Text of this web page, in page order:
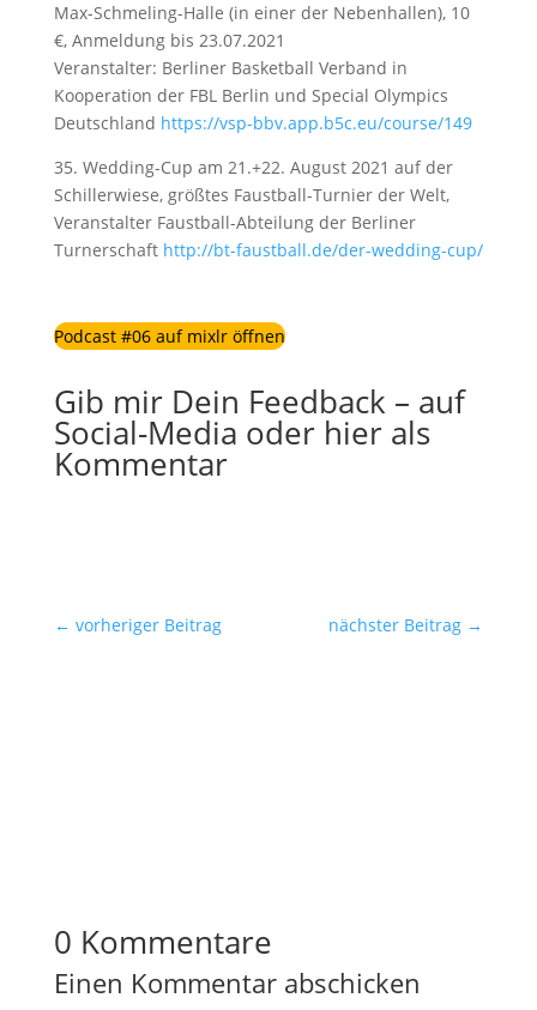
Max-Schmeling-Halle (in einer der Nebenhallen), 10
€, Anmeldung bis 23.07.2021
Veranstalter: Berliner Basketball Verband in
Kooperation der FBL Berlin und Special Olympics
Deutschland https://vsp-bbv.app.b5c.eu/course/149
35. Wedding-Cup am 21.+22. August 2021 auf der
Schillerwiese, größtes Faustball-Turnier der Welt,
Veranstalter Faustball-Abteilung der Berliner
Turnerschaft http://bt-faustball.de/der-wedding-cup/
Podcast #06 auf mixlr öffnen
Gib mir Dein Feedback – auf
Social-Media oder hier als
Kommentar
← vorheriger Beitrag nächster Beitrag →
0 Kommentare
Einen Kommentar abschicken